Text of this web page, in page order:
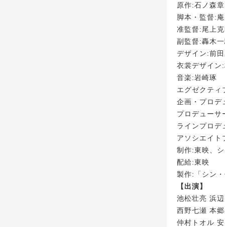
原作:石ノ森
脚本・監督:
准監督:尾上
副監督:轟木
デザイン:前
衣裳デザイン
音楽:岩崎琢
エグゼクティ
企画・プロデ
プロデューサ
ラインプロデ
アソシエイト
制作:東映、
配給:東映
製作:「シン
【出演】
池松壮亮 浜
西野七瀬 本
仲村トオル